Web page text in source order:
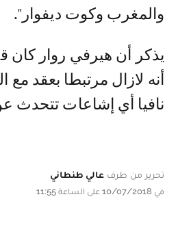
والمغرب وكوت ديفوار".
يذكر أن هيرفي روار كان
أنه لازال مرتبطا بعقد مع
نافيا أي إشاعات تتحدث
تحرير من طرف عالي طنطاني
في 10/07/2018 على الساعة 11:55